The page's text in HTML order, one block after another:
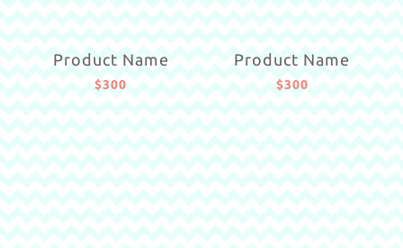
Product Name
$300
Product Name
$300